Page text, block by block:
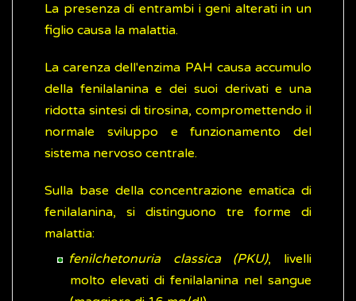
La presenza di entrambi i geni alterati in un
figlio causa la malattia.
La carenza dell'enzima PAH causa accumulo
della fenilalanina e dei suoi derivati e una
ridotta sintesi di tirosina, compromettendo il
normale sviluppo e funzionamento del
sistema nervoso centrale.
Sulla base della concentrazione ematica di
fenilalanina, si distinguono tre forme di
malattia:
fenilchetonuria classica (PKU), livelli
molto elevati di fenilalanina nel sangue